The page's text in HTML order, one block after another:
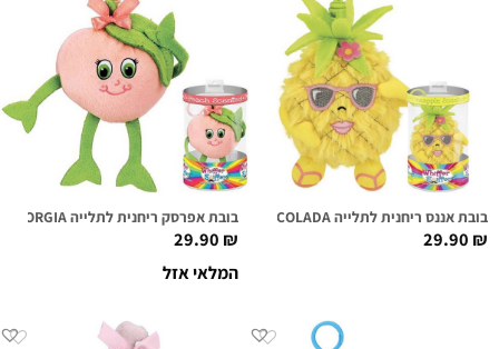
בובת אננס ריחנית לתלייה TINA COLADA
29.90₪
בובת אפרסק ריחנית לתלייה GEORGIA
29.90₪
המלאי אזל